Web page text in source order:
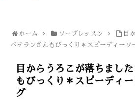
ホーム ソープレッスン
目
ベテランさんもびっくり＊スピーディーソ
目からうろこが落ちまし
もびっくり＊スピーディ
グ